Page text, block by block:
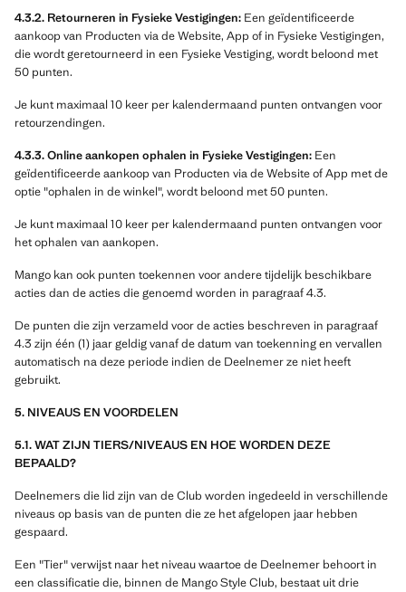
4.3.2. Retourneren in Fysieke Vestigingen: Een geïdentificeerde
aankoop van Producten via de Website, App of in Fysieke Vestigingen,
die wordt geretourneerd in een Fysieke Vestiging, wordt beloond met
50 punten.
Je kunt maximaal 10 keer per kalendermaand punten ontvangen voor
retourzendingen.
4.3.3. Online aankopen ophalen in Fysieke Vestigingen: Een
geïdentificeerde aankoop van Producten via de Website of App met de
optie "ophalen in de winkel", wordt beloond met 50 punten.
Je kunt maximaal 10 keer per kalendermaand punten ontvangen voor
het ophalen van aankopen.
Mango kan ook punten toekennen voor andere tijdelijk beschikbare
acties dan de acties die genoemd worden in paragraaf 4.3.
De punten die zijn verzameld voor de acties beschreven in paragraaf
4.3 zijn één (1) jaar geldig vanaf de datum van toekenning en vervallen
automatisch na deze periode indien de Deelnemer ze niet heeft
gebruikt.
5. NIVEAUS EN VOORDELEN
5.1. WAT ZIJN TIERS/NIVEAUS EN HOE WORDEN DEZE
BEPAALD?
Deelnemers die lid zijn van de Club worden ingedeeld in verschillende
niveaus op basis van de punten die ze het afgelopen jaar hebben
gespaard.
Een "Tier" verwijst naar het niveau waartoe de Deelnemer behoort in
een classificatie die, binnen de Mango Style Club, bestaat uit drie